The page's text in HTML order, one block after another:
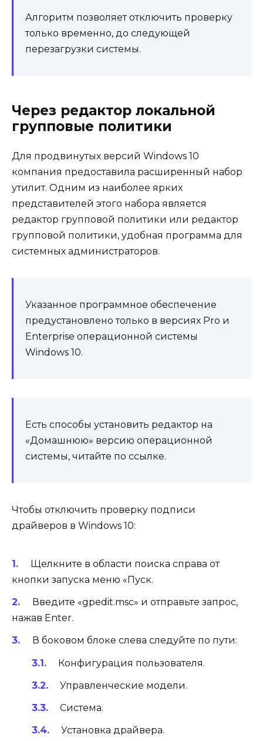
Алгоритм позволяет отключить проверку
только временно, до следующей
перезагрузки системы.
Через редактор локальной
групповые политики
Для продвинутых версий Windows 10
компания предоставила расширенный набор
утилит. Одним из наиболее ярких
представителей этого набора является
редактор групповой политики или редактор
групповой политики, удобная программа для
системных администраторов.
Указанное программное обеспечение
предустановлено только в версиях Pro и
Enterprise операционной системы
Windows 10.
Есть способы установить редактор на
«Домашнюю» версию операционной
системы, читайте по ссылке.
Чтобы отключить проверку подписи
драйверов в Windows 10:
Щелкните в области поиска справа от
кнопки запуска меню «Пуск.
Введите «gpedit.msc» и отправьте запрос,
нажав Enter.
В боковом блоке слева следуйте по пути:
Конфигурация пользователя.
Управленческие модели.
Система.
Установка драйвера.